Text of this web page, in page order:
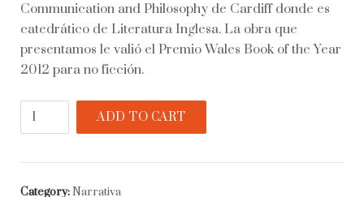
Communication and Philosophy de Cardiff donde es
catedrático de Literatura Inglesa. La obra que
presentamos le valió el Premio Wales Book of the Year
2012 para no ficción.
vagabundo
quantity
ADD TO CART
Category:Narrativa